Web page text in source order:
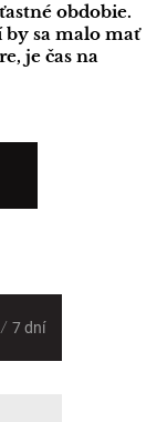
obdobie.
sa malo mať
je čas na
/ 7 dní